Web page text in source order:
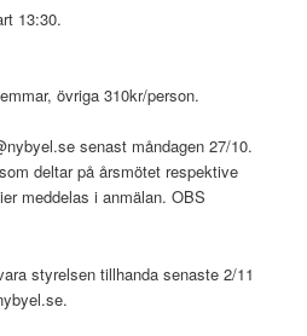
13:30.
övriga 310kr/person.
senast måndagen 27/10.
deltar på årsmötet respektive
meddelas i anmälan. OBS
styrelsen tillhanda senaste 2/11